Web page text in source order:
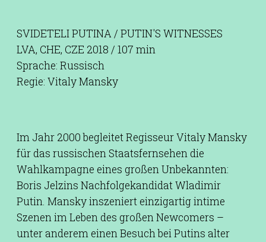
SVIDETELI PUTINA / PUTIN'S WITNESSES
LVA, CHE, CZE 2018 / 107 min
Sprache: Russisch
Regie: Vitaly Mansky
Im Jahr 2000 begleitet Regisseur Vitaly Mansky
für das russischen Staatsfernsehen die
Wahlkampagne eines großen Unbekannten:
Boris Jelzins Nachfolgekandidat Wladimir
Putin. Mansky inszeniert einzigartig intime
Szenen im Leben des großen Newcomers –
unter anderem einen Besuch bei Putins alter